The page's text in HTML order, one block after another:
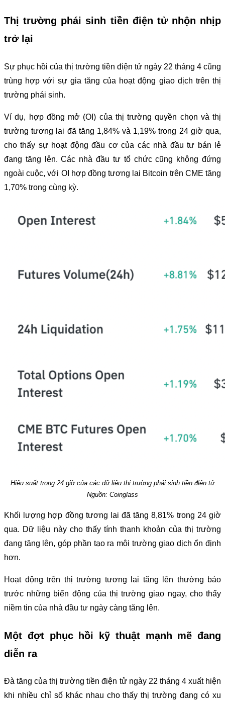
Thị trường phái sinh tiền điện tử nhộn nhịp
trở lại
Sự phục hồi của thị trường tiền điện tử ngày 22 tháng 4 cũng
trùng hợp với sự gia tăng của hoạt động giao dịch trên thị
trường phái sinh.
Ví dụ, hợp đồng mở (OI) của thị trường quyền chọn và thị
trường tương lai đã tăng 1,84% và 1,19% trong 24 giờ qua,
cho thấy sự hoạt động đầu cơ của các nhà đầu tư bán lẻ
đang tăng lên. Các nhà đầu tư tổ chức cũng không đứng
ngoài cuộc, với OI hợp đồng tương lai Bitcoin trên CME tăng
1,70% trong cùng kỳ.
Hiệu suất trong 24 giờ của các dữ liệu thị trường phái sinh tiền điện tử.
Nguồn: Coinglass
Khối lượng hợp đồng tương lai đã tăng 8,81% trong 24 giờ
qua. Dữ liệu này cho thấy tính thanh khoản của thị trường
đang tăng lên, góp phần tạo ra môi trường giao dịch ổn định
hơn.
Hoạt động trên thị trường tương lai tăng lên thường báo
trước những biến động của thị trường giao ngay, cho thấy
niềm tin của nhà đầu tư ngày càng tăng lên.
Một đợt phục hồi kỹ thuật mạnh mẽ đang
diễn ra
Đà tăng của thị trường tiền điện tử ngày 22 tháng 4 xuất hiện
khi nhiều chỉ số khác nhau cho thấy thị trường đang có xu